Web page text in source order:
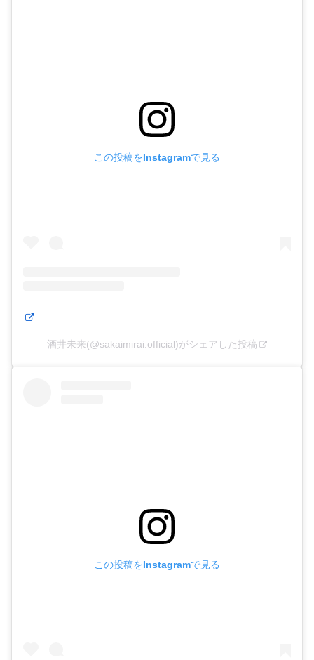
この投稿をInstagramで見る
酒井未来(@sakaimirai.official)がシェアした投稿
この投稿をInstagramで見る